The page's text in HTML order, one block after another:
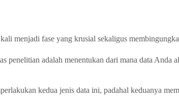
menjadi fase yang krusial sekaligus
penelitian adalah menentukan dari mana data
kedua jenis data ini, padahal keduanya